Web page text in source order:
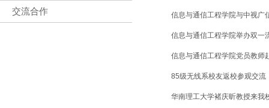
交流合作 信息与通信工程学院与中视广
信息与通信工程学院举办双一
信息与通信工程学院党员教师
85级无线系校友返校参观交流
华南理工大学褚庆昕教授来我